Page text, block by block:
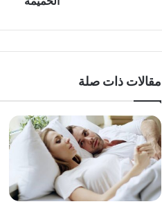
مقالات ذات صلة